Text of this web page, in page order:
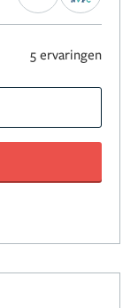
5 ervaringen